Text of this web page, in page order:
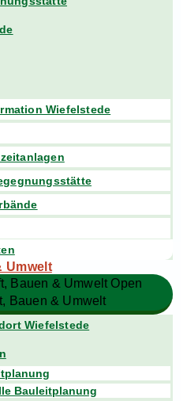
Wiefelstede
Umwelt
Close Wirtschaft, Bauen & Umwelt Open
Wirtschaft, Bauen & Umwelt
Wiefelstede
Bauleitplanung